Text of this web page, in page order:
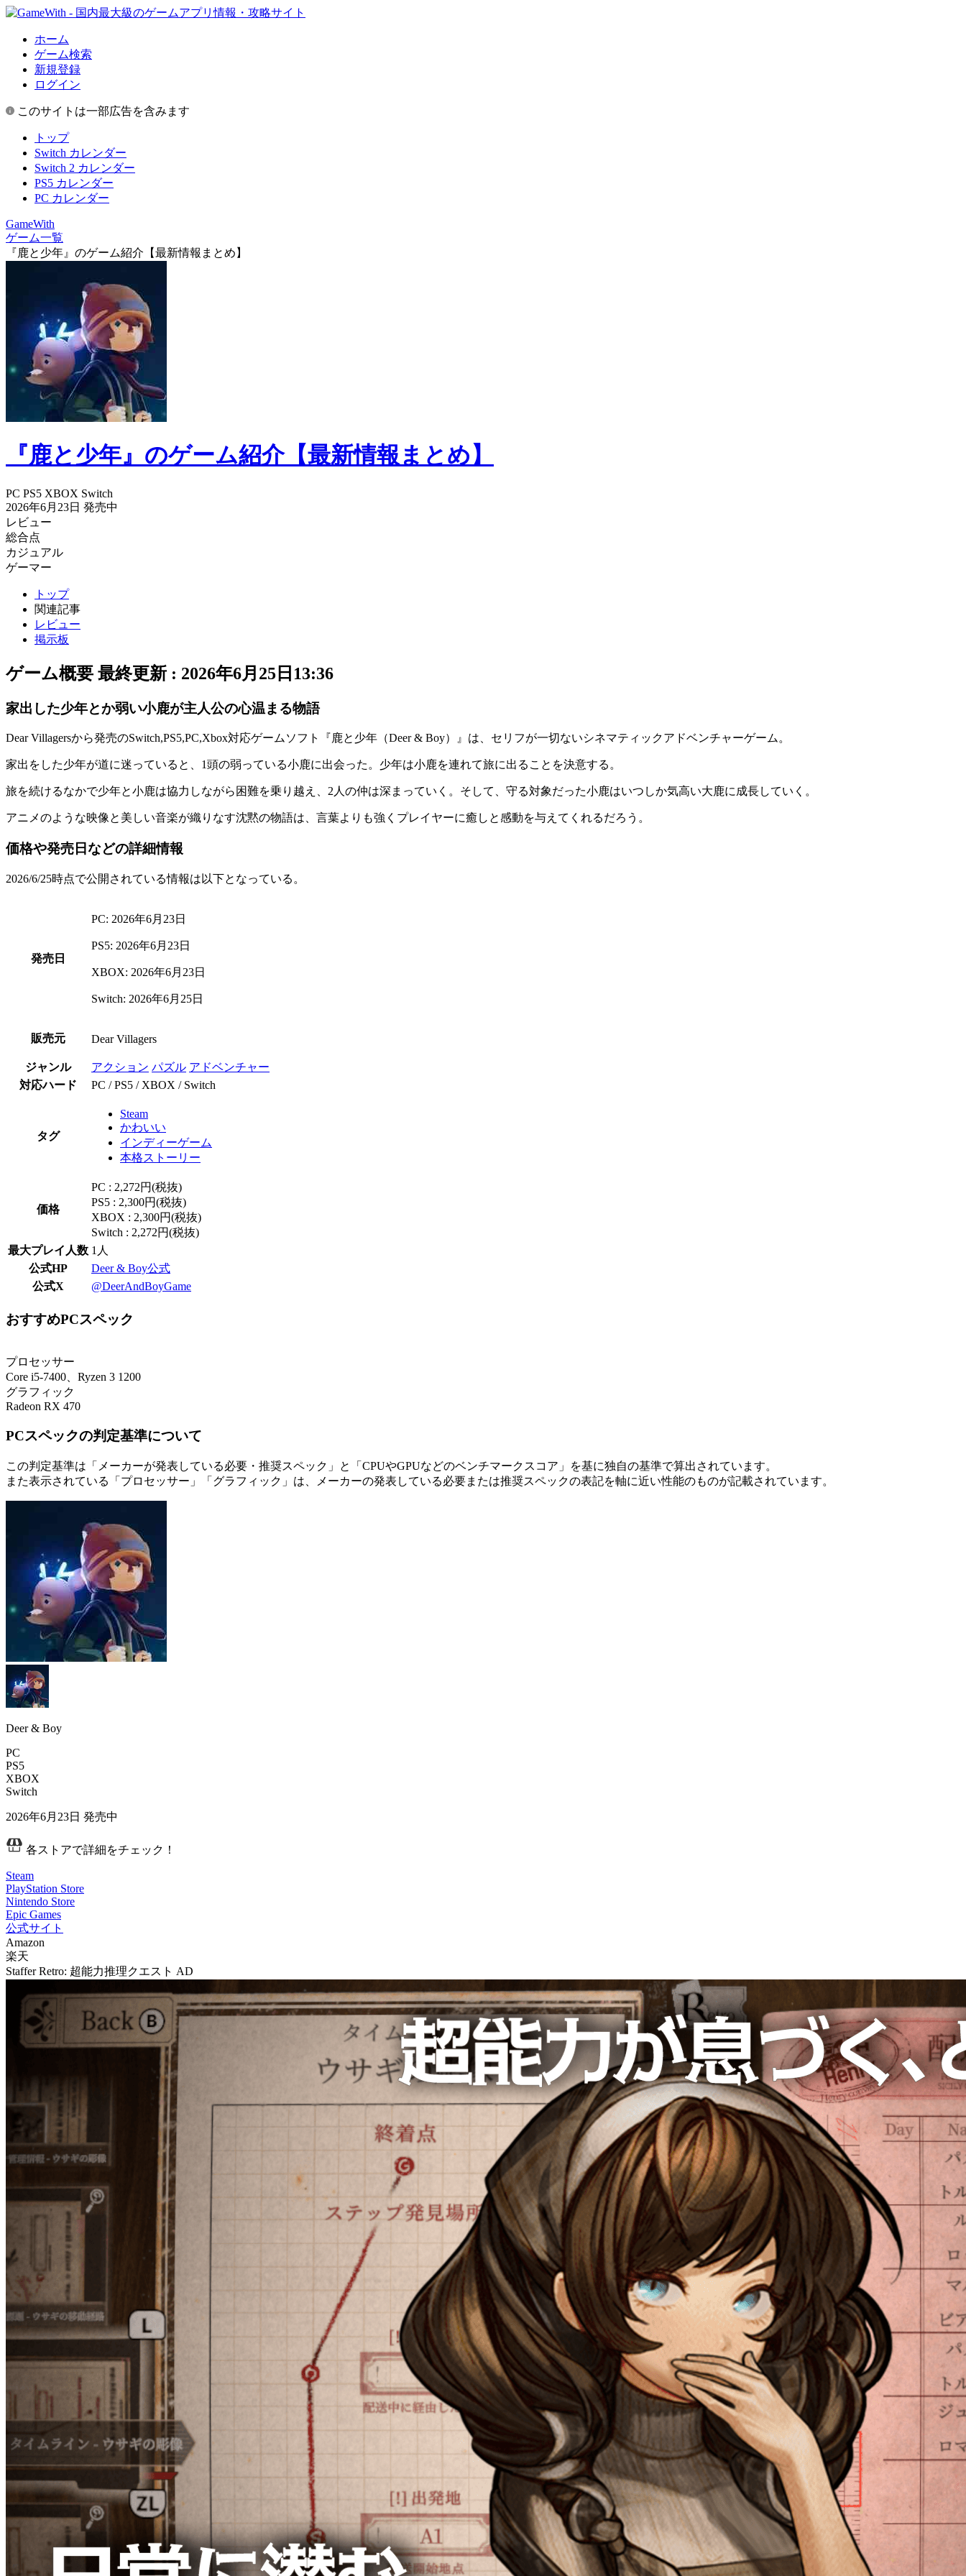
ホーム
ゲーム検索
新規登録
ログイン
このサイトは一部広告を含みます
トップ
Switch カレンダー
Switch 2 カレンダー
PS5 カレンダー
PC カレンダー
GameWith
ゲーム一覧
『鹿と少年』のゲーム紹介【最新情報まとめ】
『鹿と少年』のゲーム紹介【最新情報まとめ】
PC PS5 XBOX Switch
2026年6月23日 発売中
レビュー
総合点
カジュアル
ゲーマー
トップ
関連記事
レビュー
掲示板
ゲーム概要 最終更新 : 2026年6月25日13:36
家出した少年とか弱い小鹿が主人公の心温まる物語
Dear Villagersから発売のSwitch,PS5,PC,Xbox対応ゲームソフト『鹿と少年（Deer & Boy）』は、セリフが一切ないシネマティックアドベンチャーゲーム。
家出をした少年が道に迷っていると、1頭の弱っている小鹿に出会った。少年は小鹿を連れて旅に出ることを決意する。
旅を続けるなかで少年と小鹿は協力しながら困難を乗り越え、2人の仲は深まっていく。そして、守る対象だった小鹿はいつしか気高い大鹿に成長していく。
アニメのような映像と 美しい音楽が織りなす沈黙の物語は、言葉よりも強くプレイヤーに癒し と感動を与えてくれるだろう。
価格や発売日などの詳細情報
2026/6/25時点で公開されている情報は以下となっている。
発売日
PC: 2026年6月23日
PS5: 2026年6月23日
XBOX: 2026年6月23日
Switch: 2026年6月25日
販売元 Dear Villagers
ジャンル アクション パズル アドベンチャー
対応ハード
PC / PS5 / XBOX / Switch
タグ
Steam
かわいい
インディーゲーム
本格ストーリー
価格
PC : 2,272円(税抜)
PS5 : 2,300円(税抜)
XBOX : 2,300円(税抜)
Switch : 2,272円(税抜)
最大プレイ人数 1人
公式HP
Deer & Boy公式
公式X
@DeerAndBoyGame
おすすめPCスペック
プロセッサー
Core i5-7400、Ryzen 3 1200
グラフィック
Radeon RX 470
PCスペックの判定基準について
この判定基準は「メーカーが発表している必要・推奨スペック」と「CPUやGPUなどのベンチマークスコア」を基に独自の基準で算出されています。
また表示されている「プロセッサー」「グラフィック」は、メーカーの発表している必要または推奨スペックの表記を軸に近い性能のものが記載されています。
Deer & Boy
PC
PS5
XBOX
Switch
2026年6月23日 発売中
各ストアで詳細をチェック！
Steam
PlayStation Store
Nintendo Store
Epic Games
公式サイト
Amazon
楽天
Staffer Retro: 超能力推理クエスト AD